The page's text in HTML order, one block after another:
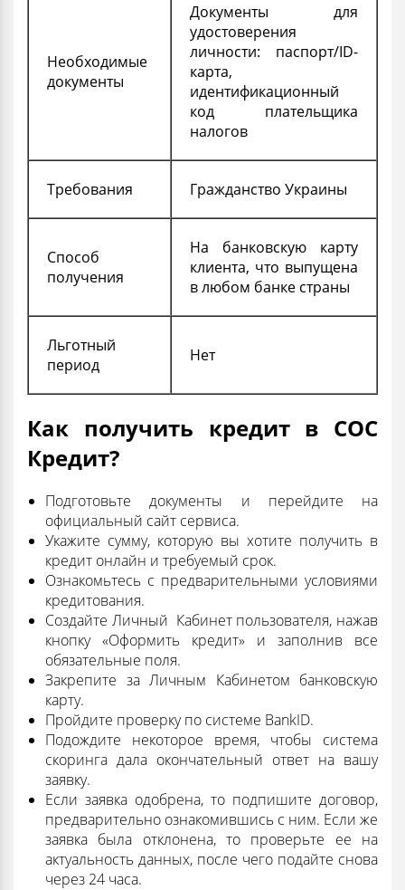
Необходимые
документы
Документы для
удостоверения
личности: паспорт/ID-
карта,
идентификационный
код плательщика
налогов
Требования Гражданство Украины
Способ
получения
На банковскую карту
клиента, что выпущена
в любом банке страны
Льготный
период
Нет
Как получить кредит в СОС
Кредит?
Подготовьте документы и перейдите на
официальный сайт сервиса.
Укажите сумму, которую вы хотите получить в
кредит онлайн и требуемый срок.
Ознакомьтесь с предварительными условиями
кредитования.
Создайте Личный Кабинет пользователя, нажав
кнопку «Оформить кредит» и заполнив все
обязательные поля.
Закрепите за Личным Кабинетом банковскую
карту.
Пройдите проверку по системе BankID.
Подождите некоторое время, чтобы система
скоринга дала окончательный ответ на вашу
заявку.
Если заявка одобрена, то подпишите договор,
предварительно ознакомившись с ним. Если же
заявка была отклонена, то проверьте ее на
актуальность данных, после чего подайте снова
через 24 часа.